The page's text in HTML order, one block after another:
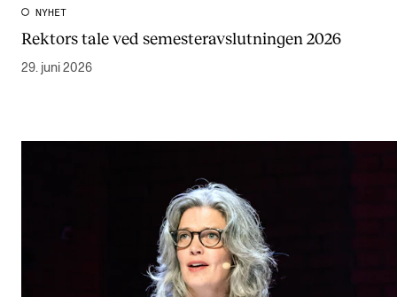
NYHET
Rektors tale ved semesteravslutningen 2026
29. juni 2026